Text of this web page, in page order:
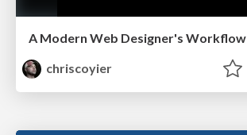
A Modern Web Designer's Workflow
chriscoyier